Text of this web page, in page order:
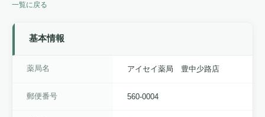
一覧に戻る
基本情報
薬局名 アイセイ薬局 豊中少路店
郵便番号 560-0004